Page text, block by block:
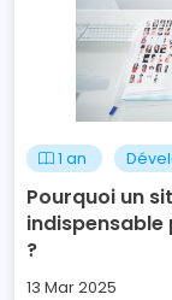
1 an
Pourquoi un
indispensable
?
13 Mar 2025